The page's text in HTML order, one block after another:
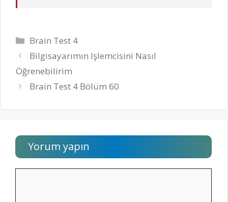
Kategoriler
Brain Test 4
Bilgisayarımın Işlemcisini Nasıl
Öğrenebilirim
Brain Test 4 Bölüm 60
Yorum yapın